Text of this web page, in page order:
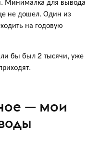
не дошел. Один из
на годовую
бы был 2 тысячи, уже
— мои